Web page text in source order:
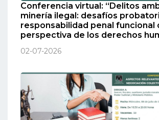
Conferencia virtual: “Delitos
minería ilegal: desafíos
responsabilidad penal funcional
perspectiva de los derechos
02-07-2026